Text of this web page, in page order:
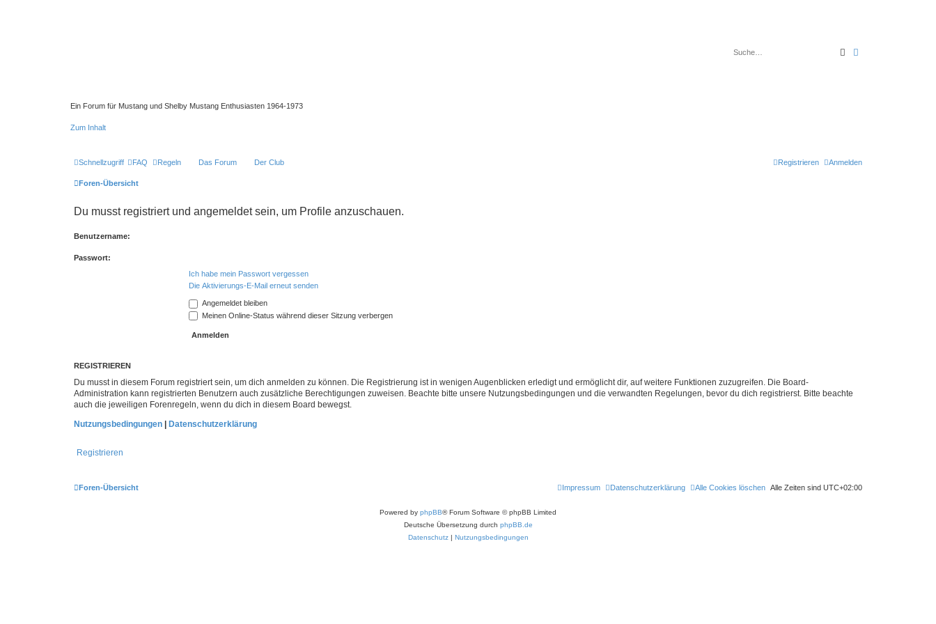
Ein Forum für Mustang und Shelby Mustang Enthusiasten 1964-1973
Zum Inhalt
Suche
Schnellzugriff FAQ Regeln Das Forum Der Club Anmelden
Registrieren
Foren-Übersicht
Du musst registriert und angemeldet sein, um Profile anzuschauen.
Benutzername:
Passwort:
Ich habe mein Passwort vergessen
Die Aktivierungs-E-Mail erneut senden
Angemeldet bleiben
Meinen Online-Status während dieser Sitzung verbergen
REGISTRIEREN
Du musst in diesem Forum registriert sein, um dich anmelden zu können. Die Registrierung ist in wenigen Augenblicken erledigt und ermöglicht dir, auf weitere Funktionen zuzugreifen. Die Board-
Administration kann registrierten Benutzern auch zusätzliche Berechtigungen zuweisen. Beachte bitte unsere Nutzungsbedingungen und die verwandten Regelungen, bevor du dich registrierst. Bitte beachte
auch die jeweiligen Forenregeln, wenn du dich in diesem Board bewegst.
Nutzungsbedingungen | Datenschutzerklärung
Registrieren
Foren-Übersicht Alle Zeiten sind UTC+02:00
Alle Cookies löschen
Datenschutzerklärung
Impressum
Powered by phpBB® Forum Software © phpBB Limited
Deutsche Übersetzung durch phpBB.de
Datenschutz | Nutzungsbedingungen